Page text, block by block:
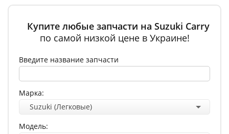
Купите любые запчасти на Suzuki Carry
по самой низкой цене в Украине!
Введите название запчасти
Марка:
Suzuki (Легковые)
Модель: